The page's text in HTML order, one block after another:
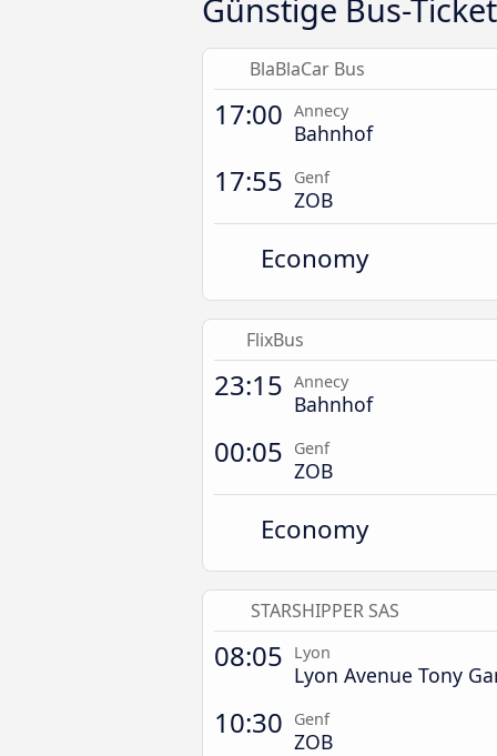
Günstige Bus-
BlaBlaCar Bus
17:00 Annecy
Bahnhof
17:55 Genf
ZOB
Economy
FlixBus
23:15 Annecy
Bahnhof
00:05 Genf
ZOB
Economy
STARSHIPPER SAS
08:05 Lyon
Lyon Avenue Tony
10:30 Genf
ZOB